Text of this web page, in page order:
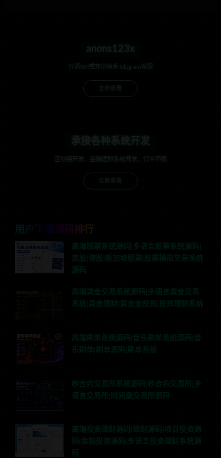
anons123x
开通VIP或充值联系Telegram客服
立即查看
承接各种系统开发
区块链开发，金融理财系统开发，行业不限
立即查看
用户下载源码排行
高端股票系统源码|多语言股票系统源码|
美股|港股|新加坡股票|股票模拟交易系统
源码
高端黄金交易系统源码|多语言黄金交易
系统|黄金理财|黄金金投资|投资理财系统
高端刷单系统源码|音乐刷单系统源码|音
乐刷单|刷单源码|刷单系统
秒合约交易所系统源码|秒合约交易所|多
语言交易所|时间盘交易所源码
高端投资理财源码|理财源码|项目投资源
码|金融投资源码|多语言投资理财系统源
码